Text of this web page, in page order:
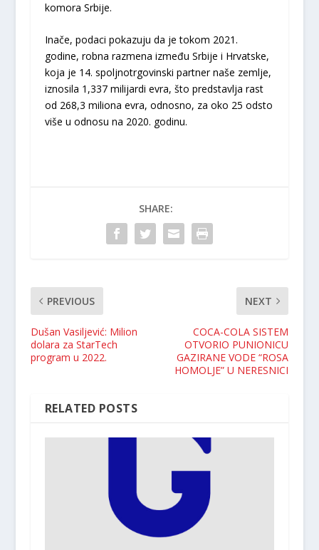
komora Srbije.
Inače, podaci pokazuju da je tokom 2021.
godine, robna razmena između Srbije i Hrvatske,
koja je 14. spoljnotrgovinski partner naše zemlje,
iznosila 1,337 milijardi evra, što predstavlja rast
od 268,3 miliona evra, odnosno, za oko 25 odsto
više u odnosu na 2020. godinu.
SHARE:
PREVIOUS
Dušan Vasiljević: Milion
dolara za StarTech
program u 2022.
NEXT
COCA-COLA SISTEM
OTVORIO PUNIONICU
GAZIRANE VODE “ROSA
HOMOLJE” U NERESNICI
RELATED POSTS